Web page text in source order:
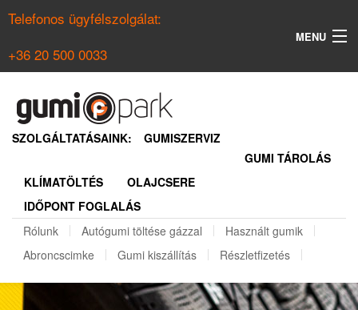
Telefonos ügyfélszolgálat:
+36 20 500 0033
MENU
NYÁRI GUMI KERESŐ
REGISZTRÁCIÓ
SZOLGÁLTATÁSAINK:
GUMISZERVIZ
GUMI TÁROLÁS
KLÍMATÖLTÉS
OLAJCSERE
IDŐPONT FOGLALÁS
Rólunk
Autógumi töltése gázzal
Használt gumik
Abroncscimke
Gumi kiszállítás Részletfizetés